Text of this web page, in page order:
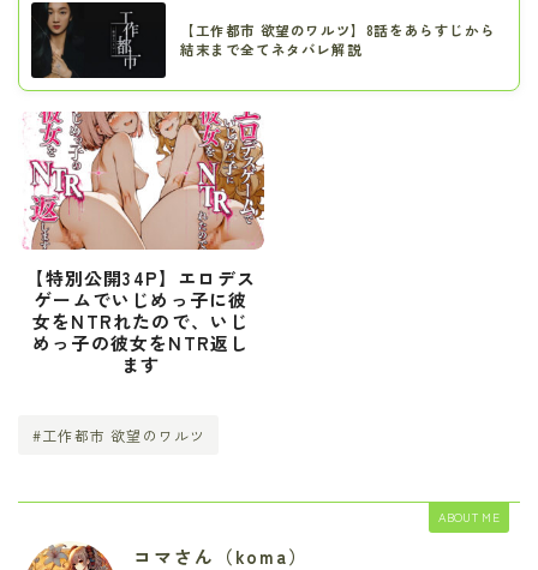
【工作都市 欲望のワルツ】8話をあらすじから
結末まで全てネタバレ解説
【特別公開34P】エロデス
ゲームでいじめっ子に彼
女をNTRれたので、いじ
めっ子の彼女をNTR返し
ます
#工作都市 欲望のワルツ
ABOUT ME
コマさん（koma）